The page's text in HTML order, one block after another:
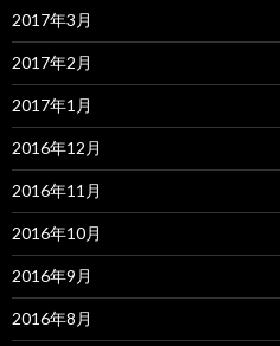
2017年3月
2017年2月
2017年1月
2016年12月
2016年11月
2016年10月
2016年9月
2016年8月